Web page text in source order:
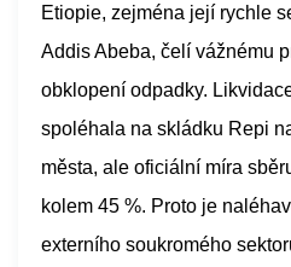
Etiopie, zejména její rychle
Addis Abeba, čelí vážnému
obklopení odpadky.
spoléhala na skládku Repi
města, ale oficiální míra
kolem 45 %. Proto je
externího soukromého